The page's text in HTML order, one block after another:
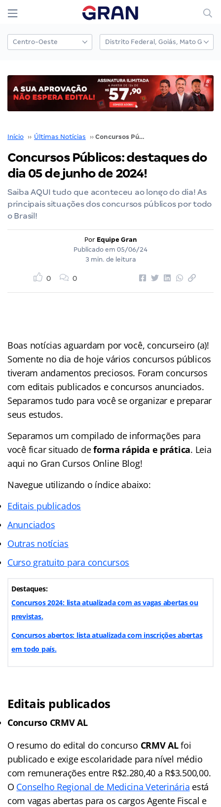
Início ›› Últimas Notícias ›› Concursos Públicos: destaques do dia 05 de junho de 2024!
Concursos Públicos: destaques do
dia 05 de junho de 2024!
Saiba AQUI tudo que aconteceu ao longo do dia! As
principais situações dos concursos públicos por todo
o Brasil!
Por Equipe Gran
Publicado em 05/06/24
3 min. de leitura
0 0
Boas notícias aguardam por você, concurseiro (a)!
Somente no dia de hoje vários concursos públicos
tiveram andamentos preciosos. Foram concursos
com editais publicados e concursos anunciados.
Separamos tudo para você se organizar e preparar
seus estudos.
Separamos um compilado de informações para
você ficar situado deforma rápida e prática. Leia
aqui no Gran Cursos Online Blog!
Navegue utilizando o índiceabaixo:
Editais publicados
Anunciados
Outras notícias
Curso gratuito para concursos
Destaques:
Concursos 2024: lista atualizada com as vagas abertas ou
previstas.
Concursos abertos: lista atualizada com inscrições abertas
em todo país.
Editais publicados
Concurso CRMV AL
O resumo do edital do concurso CRMV ALfoi
publicado e exige escolaridade para nível médio
com remunerações entre R$2.280,40 a R$3.500,00.
O Conselho Regional de Medicina Veterinária está
com vagas abertas para os cargos Agente Fiscal e